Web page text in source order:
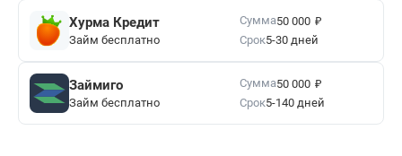
Хурма Кредит
Займ бесплатно
Сумма50 000 ₽
Срок5-30 дней
Займиго
Займ бесплатно
Сумма50 000 ₽
Срок5-140 дней